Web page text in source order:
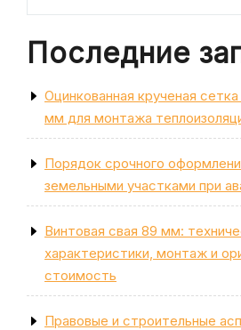
Последние
Оцинкованная крученая
мм для монтажа
Порядок срочного
земельными участками при
Винтовая свая 89 мм:
характеристики, монтаж и
стоимость
Правовые и строительные